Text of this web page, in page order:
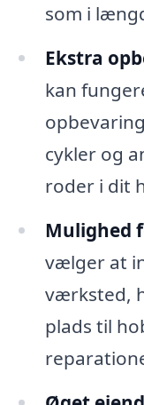
som i
Ekstra
kan
cykler og
roder i dit
Mulighed
vælger at
værksted,
plads til